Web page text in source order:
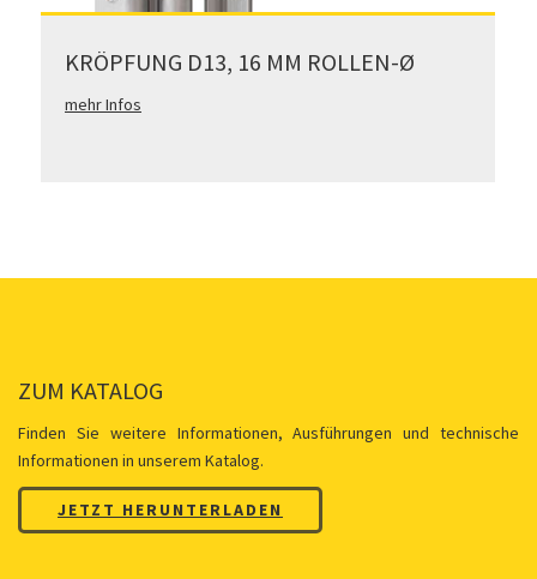
KRÖPFUNG D13, 16 MM ROLLEN-Ø
mehr Infos
ZUM KATALOG
Finden Sie weitere Informationen, Ausführungen und technische
Informationen in unserem Katalog.
JETZT HERUNTERLADEN